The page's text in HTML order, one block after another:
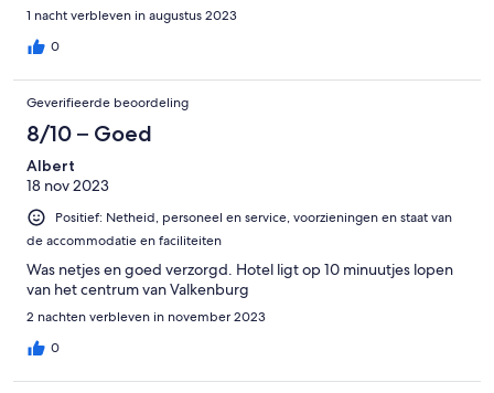
1 nacht verbleven in augustus 2023
0
Geverifieerde beoordeling
8/10 – Goed
Albert
18 nov 2023
Positief: Netheid, personeel en service, voorzieningen en staat van
de accommodatie en faciliteiten
Was netjes en goed verzorgd. Hotel ligt op 10 minuutjes lopen
van het centrum van Valkenburg
2 nachten verbleven in november 2023
0